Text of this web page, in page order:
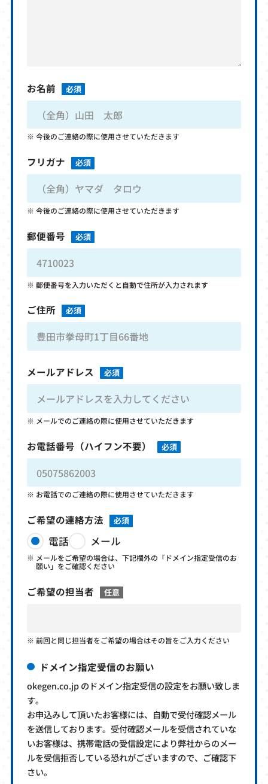
お名前 必須
今後のご連絡の際に使用させていただきます
フリガナ 必須
今後のご連絡の際に使用させていただきます
郵便番号 必須
郵便番号を入力いただくと自動で住所が入力されます
ご住所 必須
メールアドレス 必須
メールでのご連絡の際に使用させていただきます
お電話番号 （ハイフン不要） 必須
お電話でのご連絡の際に使用させていただきます
ご希望の連絡方法 必須
電話 メール
メールをご希望の場合は、下記欄外の「ドメイン指定受信のお
願い」をご確認ください
ご希望の担当者 任意
前回と同じ担当者をご希望の場合はその旨をご入力ください
ドメイン指定受信のお願い
okegen.co.jp のドメイン指定受信の設定をお願い致しま
す。
お申込みして頂いたお客様には、自動で受付確認メール
を送信しております。受付確認メールを受信されていな
いお客様は、携帯電話の受信設定により弊社からのメー
ルを受信拒否している恐れがございますので、ご確認下
さい。